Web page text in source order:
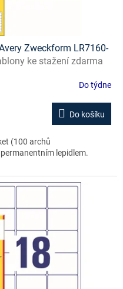
Zweckform LR7160-
ke stažení zdarma
Do týdne
Do košíku
(100 archů
lepidlem.